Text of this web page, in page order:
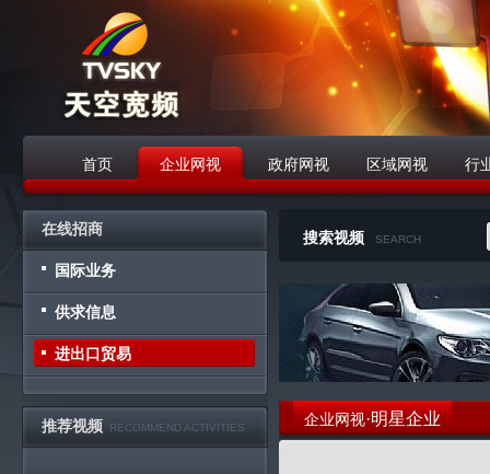
首页 企业网视 政府网视 区域网视 行
在线招商
国际业务
供求信息
进出口贸易
推荐视频 RECOMMEND ACTIVITIES
搜索视频 SEARCH
企业网视·明星企业